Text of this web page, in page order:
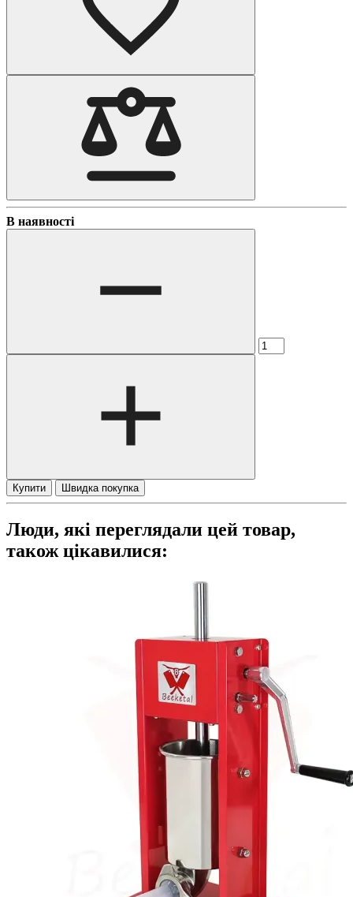
В наявності
Купити Швидка покупка
Люди, які переглядали цей товар,
також цікавилися: